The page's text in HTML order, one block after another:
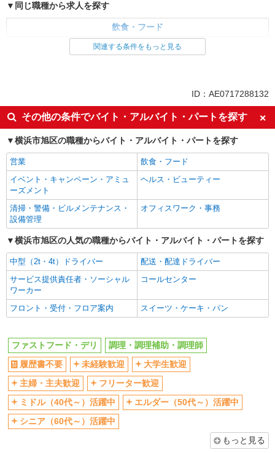
同じ職種から求人を探す
飲食・フード
ファストフード・デリ
調理・調理補助・調理師
ミドル（40代～）活躍中
週2～3日勤務OK
短時間勤務（1日4h以内）OK
深夜
車通勤OK
扶養内勤務OK
交通費支給
社会保険あり
まかない・食事補助
社員登用あり
関連する条件をもっと見る
ID：AE0717288132
その他の条件でバイト・アルバイト・パートを探す
横浜市旭区の職種からバイト・アルバイト・パートを探す
営業
飲食・フード
イベント・キャンペーン・アミュ
ーズメント
ヘルス・ビューティー
清掃・警備・ビルメンテナンス・
設備管理
オフィスワーク・事務
横浜市旭区の人気の職種からバイト・アルバイト・パートを探す
中型（2t・4t）ドライバー
配送・配達ドライバー
サービス提供責任者・ソーシャル
ワーカー
コールセンター
フロント・受付・フロア案内 スイーツ・ケーキ・パン
ファストフード・デリ
調理・調理補助・調理師
履歴書不要
未経験歓迎
大学生歓迎
主婦・主夫歓迎
フリーター歓迎
ミドル（40代～）活躍中
エルダー（50代～）活躍中
シニア（60代～）活躍中
もっと見る